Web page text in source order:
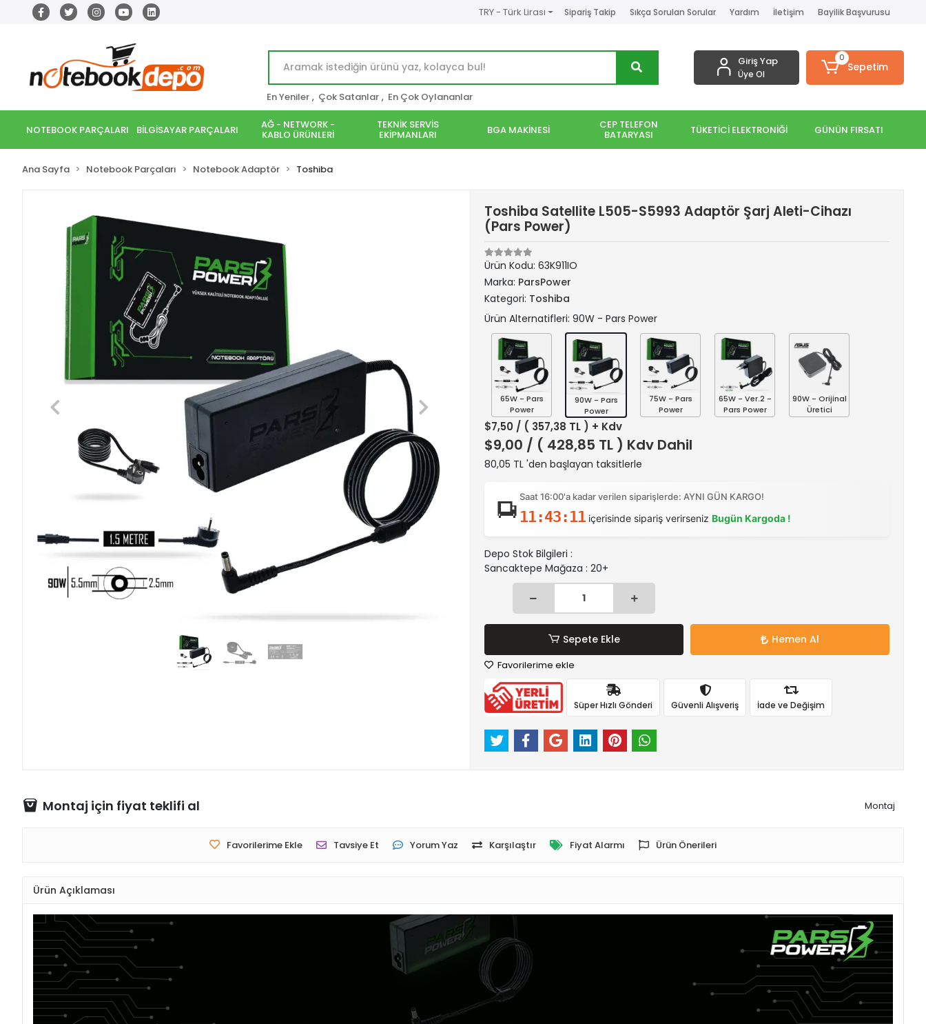
TRY - Türk Lirası Sipariş Takip Sıkça Sorulan Sorular Yardım İletişim Bayilik Başvurusu
En Yeniler , Çok Satanlar , En Çok Oylananlar
Giriş Yap
Üye Ol
0
Sepetim
NOTEBOOK PARÇALARI BİLGİSAYAR PARÇALARI AĞ - NETWORK -
KABLO ÜRÜNLERİ
TEKNİK SERVİS
EKİPMANLARI BGA MAKİNESİ CEP TELEFON
BATARYASI TÜKETİCİ ELEKTRONİĞİ GÜNÜN FIRSATI
Ana Sayfa Notebook Parçaları Notebook Adaptör Toshiba
Toshiba Satellite L505-S5993 Adaptör Şarj Aleti-Cihazı
(Pars Power)
Ürün Kodu: 63K911IO
Marka: ParsPower
Kategori: Toshiba
Ürün Alternatifleri: 90W - Pars Power
65W - Pars
Power
90W - Pars
Power
75W - Pars
Power
65W - Ver.2 -
Pars Power
90W - Orijinal
Üretici
$7,50 / ( 357,38 TL ) + Kdv
$9,00 / ( 428,85 TL ) Kdv Dahil
80,05 TL 'den başlayan taksitlerle
Saat 16:00'a kadar verilen siparişlerde: AYNI GÜN KARGO!
11:43:10içerisinde sipariş verirseniz Bugün Kargoda !
Depo Stok Bilgileri :
Sancaktepe Mağaza : 20+
Sepete Ekle Hemen Al
Favorilerime ekle
Süper Hızlı Gönderi Güvenli Alışveriş İade ve Değişim
Montaj için fiyat teklifi al Montaj
Favorilerime Ekle Tavsiye Et Yorum Yaz Karşılaştır Fiyat Alarmı Ürün Önerileri
Ürün Açıklaması